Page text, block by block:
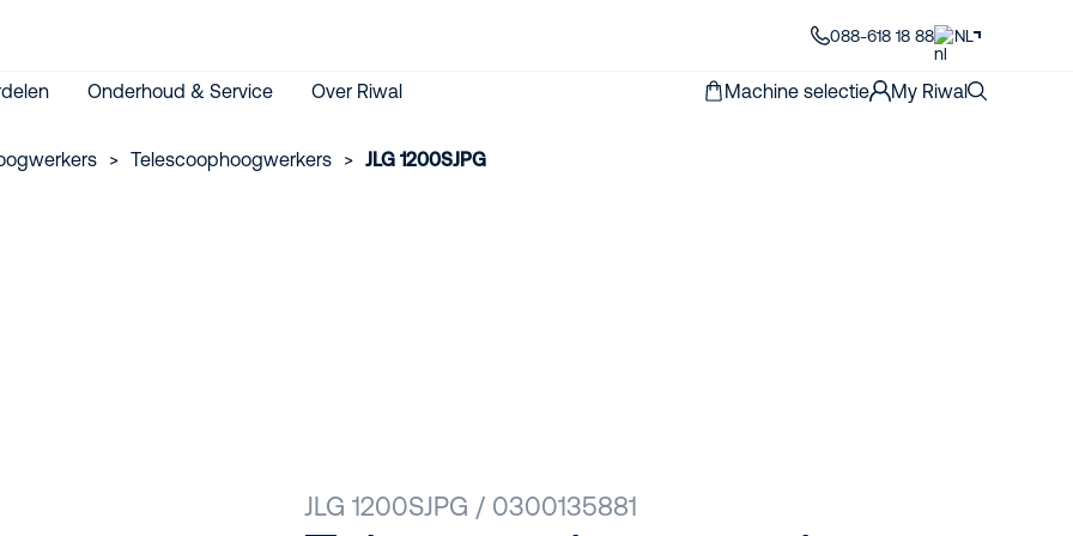
088-618 18 88 NL
Onderhoud & Service Over Riwal Machine selectie My Riwal
> Telescoophoogwerkers > JLG 1200SJPG
JLG 1200SJPG / 0300135881